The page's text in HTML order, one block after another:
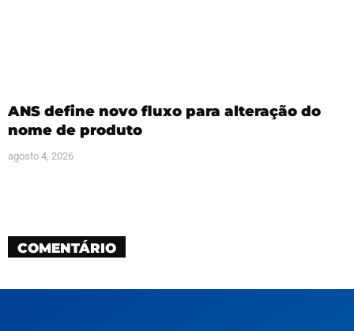
ANS define novo fluxo para alteração do
nome de produto
agosto 4, 2026
COMENTÁRIO